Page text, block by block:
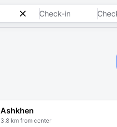
Check-in
Ashkhen
3.8 km from center